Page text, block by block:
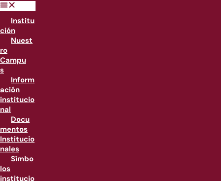
Institu
ción
Nuest
ro
Campu
s
Inform
ación
institucio
nal
Docu
mentos
Institucio
nales
Símbo
los
institucio